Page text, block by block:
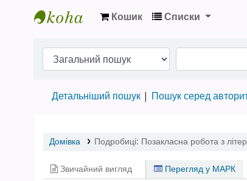
Кошик Списки
Детальніший пошук Пошук серед
Домівка Подробиці: Позакласна робота з
Звичайний вигляд Перегляд у МАРК